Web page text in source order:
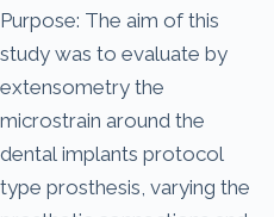
Purpose: The aim of this
study was to evaluate by
extensometry the
microstrain around the
dental implants protocol
type prosthesis, varying the